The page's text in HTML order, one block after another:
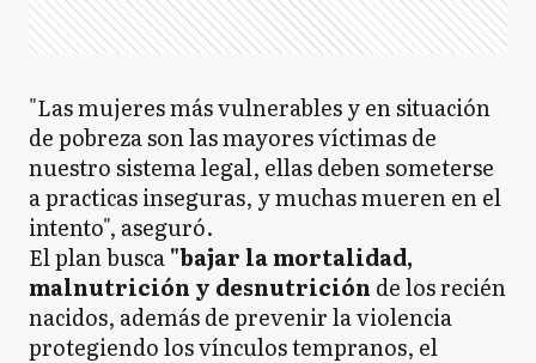
"Las mujeres más vulnerables y en situación
de pobreza son las mayores víctimas de
nuestro sistema legal, ellas deben someterse
a practicas inseguras, y muchas mueren en el
intento", aseguró.
El plan busca"bajar la mortalidad,
malnutrición y desnutrición de los recién
nacidos, además de prevenir la violencia
protegiendo los vínculos tempranos, el